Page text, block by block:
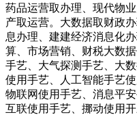
药品运营取办理、现代物
产取运营。大数据取财政
息办理、建建经济消息化
算、市场营销、财税大数
手艺、大气探测手艺、大
使用手艺、人工智能手艺
物联网使用手艺、消息平
互联使用手艺、挪动使用